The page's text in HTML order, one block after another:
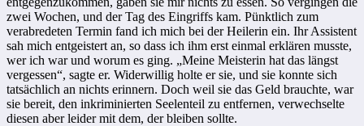
zwei Wochen, und der Tag des Eingriffs kam. Pünktlich zum
verabredeten Termin fand ich mich bei der Heilerin ein. Ihr Assistent
sah mich entgeistert an, so dass ich ihm erst einmal erklären musste,
wer ich war und worum es ging. „Meine Meisterin hat das längst
vergessen“, sagte er. Widerwillig holte er sie, und sie konnte sich
tatsächlich an nichts erinnern. Doch weil sie das Geld brauchte, war
sie bereit, den inkriminierten Seelenteil zu entfernen, verwechselte
diesen aber leider mit dem, der bleiben sollte.